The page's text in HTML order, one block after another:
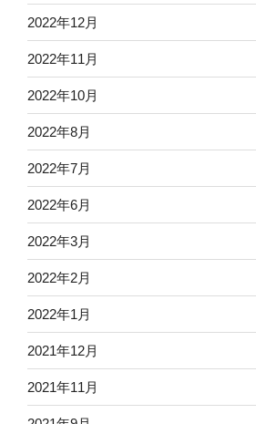
2022年12月
2022年11月
2022年10月
2022年8月
2022年7月
2022年6月
2022年3月
2022年2月
2022年1月
2021年12月
2021年11月